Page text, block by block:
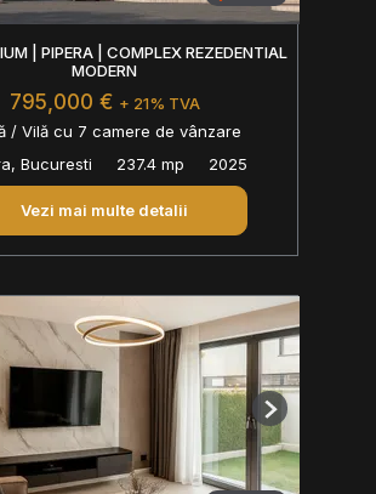
| PIPERA | COMPLEX REZEDENTIAL
MODERN
795,000 € + 21% TVA
/ Vilă cu 7 camere de vânzare
Bucuresti
237.4 mp 2025
Vezi mai multe detalii
Next